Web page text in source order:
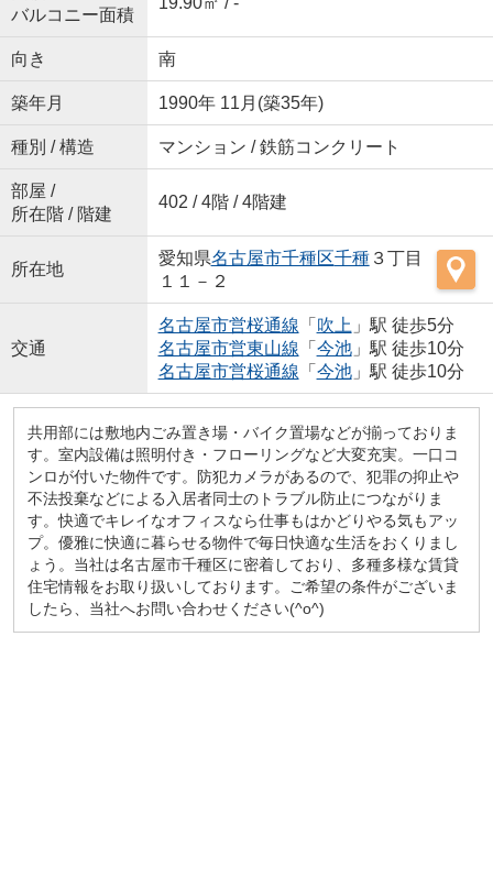
バルコニー面積
向き 南
築年月 1990年 11月(築35年)
種別 / 構造 マンション / 鉄筋コンクリート
部屋 /
所在階 / 階建
402 / 4階 / 4階建
所在地
愛知県名古屋市千種区千種３丁目
１１－２
交通
名古屋市営桜通線 「 吹上 」駅 徒歩5分
名古屋市営東山線 「 今池」駅 徒歩10分
名古屋市営桜通線 「 今池」駅 徒歩10分
共用部には敷地内ごみ置き場・バイク置場などが揃っておりま
す。室内設備は照明付き・フローリングなど大変充実。一口コ
ンロが付いた物件です。防犯カメラがあるので、犯罪の抑止や
不法投棄などによる入居者同士のトラブル防止につながりま
す。快適でキレイなオフィスなら仕事もはかどりやる気もアッ
プ。優雅に快適に暮らせる物件で毎日快適な生活をおくりまし
ょう。当社は名古屋市千種区に密着しており、多種多様な賃貸
住宅情報をお取り扱いしております。ご希望の条件がございま
したら、当社へお問い合わせください(^o^)